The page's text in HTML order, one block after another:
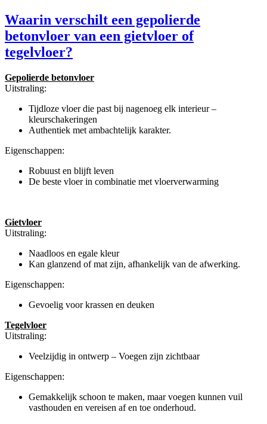
Waarin verschilt een gepolierde
betonvloer van een gietvloer of
tegelvloer?
Gepolierde betonvloer
Uitstraling:
Tijdloze vloer die past bij nagenoeg elk interieur –
kleurschakeringen
Authentiek met ambachtelijk karakter.
Eigenschappen:
Robuust en blijft leven
De beste vloer in combinatie met vloerverwarming
Gietvloer
Uitstraling:
Naadloos en egale kleur
Kan glanzend of mat zijn, afhankelijk van de afwerking.
Eigenschappen:
Gevoelig voor krassen en deuken
Tegelvloer
Uitstraling:
Veelzijdig in ontwerp – Voegen zijn zichtbaar
Eigenschappen:
Gemakkelijk schoon te maken, maar voegen kunnen vuil
vasthouden en vereisen af en toe onderhoud.